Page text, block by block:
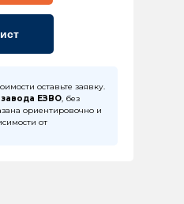
оставьте заявку.
ЕЗВО, без
ориентировочно и
от